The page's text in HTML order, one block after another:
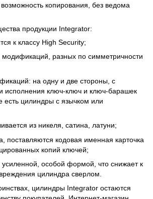
копирования, без ведома
продукции Integrator:
к классу High Security;
разных по симметричности
на одну и две стороны, с
исполнения ключ-ключ и ключ-барашек
есть цилиндры с язычком или
из никеля, сатина, латуни;
поставляются кодовая именная карточка
копий ключей;
усиленной, особой формой, что снижает к
цилиндра сверлом.
цилиндры Integrator остаются